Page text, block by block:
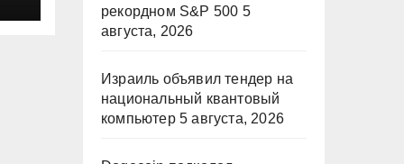
рекордном S&P 500 5
августа, 2026
Израиль объявил тендер на
национальный квантовый
компьютер 5 августа, 2026